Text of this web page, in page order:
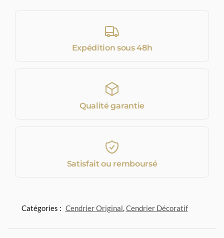
Expédition sous 48h
Qualité garantie
Satisfait ou remboursé
Catégories : Cendrier Original,Cendrier Décoratif